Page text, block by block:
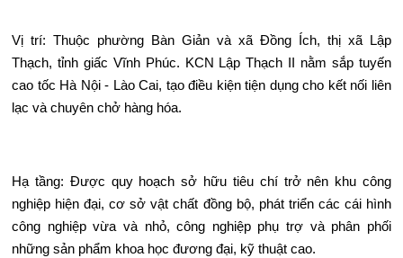
Vị trí: Thuộc phường Bàn Giản và xã Đồng Ích, thị xã Lập
Thạch, tỉnh giấc Vĩnh Phúc. KCN Lập Thạch II nằm sắp tuyến
cao tốc Hà Nội - Lào Cai, tạo điều kiện tiện dụng cho kết nối liên
lạc và chuyên chở hàng hóa.
Hạ tầng: Được quy hoạch sở hữu tiêu chí trở nên khu công
nghiệp hiện đại, cơ sở vật chất đồng bộ, phát triển các cái hình
công nghiệp vừa và nhỏ, công nghiệp phụ trợ và phân phối
những sản phẩm khoa học đương đại, kỹ thuật cao.